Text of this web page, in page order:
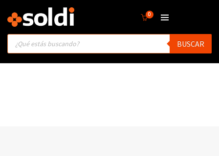
0
Products
search
BUSCAR